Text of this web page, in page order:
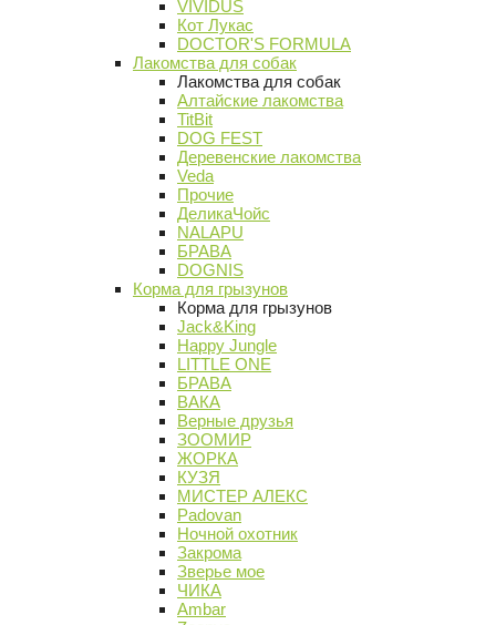
VIVIDUS
Кот Лукас
DOCTOR'S FORMULA
Лакомства для собак
Лакомства для собак
Алтайские лакомства
TitBit
DOG FEST
Деревенские лакомства
Veda
Прочие
ДеликаЧойс
NALAPU
БРАВА
DOGNIS
Корма для грызунов
Корма для грызунов
Jack&King
Happy Jungle
LITTLE ONE
БРАВА
ВАКА
Верные друзья
ЗООМИР
ЖОРКА
КУЗЯ
МИСТЕР АЛЕКС
Padovan
Ночной охотник
Закрома
Зверье мое
ЧИКА
Ambar